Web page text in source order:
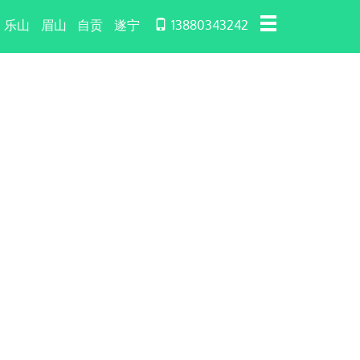
乐山 眉山 自贡 遂宁 13880343242